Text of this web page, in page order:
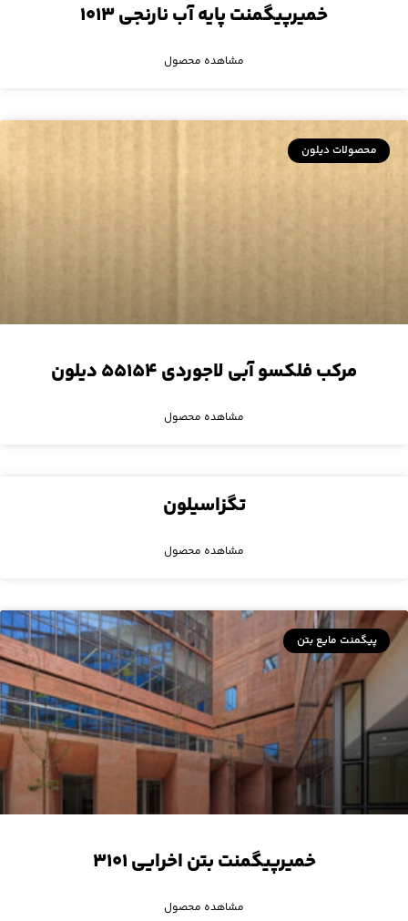
خمیرپیگمنت پایه آب نارنجی ۱۰۱۳
مشاهده محصول
محصولات دیلون
مرکب فلکسو آبی لاجوردی ۵۵۱۵۴ دیلون
مشاهده محصول
تگزاسیلون
مشاهده محصول
پیگمنت مایع بتن
خمیرپیگمنت بتن اخرایی ۳۱۰۱
مشاهده محصول